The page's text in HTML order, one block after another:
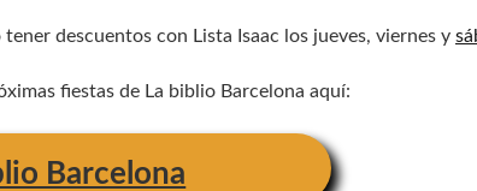
descuentos con Lista Isaac los jueves, viernes y
fiestas de La biblio Barcelona aquí:
Barcelona